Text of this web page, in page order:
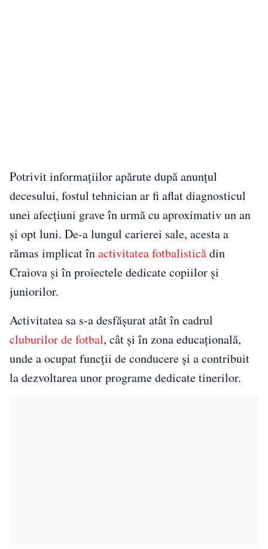
Potrivit informațiilor apărute după anunțul
decesului, fostul tehnician ar fi aflat diagnosticul
unei afecțiuni grave în urmă cu aproximativ un an
și opt luni. De-a lungul carierei sale, acesta a
rămas implicat înactivitatea fotbalisticădin
Craiova și în proiectele dedicate copiilor și
juniorilor.
Activitatea sa s-a desfășurat atât în cadrul
cluburilor de fotbal, cât și în zona educațională,
unde a ocupat funcții de conducere și a contribuit
la dezvoltarea unor programe dedicate tinerilor.